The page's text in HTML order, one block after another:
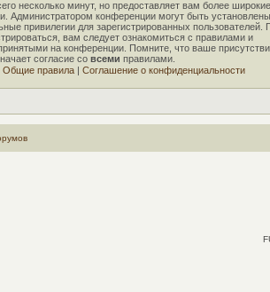
несколько минут, но предоставляет вам более широкие
Администратором конференции могут быть
привилегии для зарегистрированных пользователей.
вам следует ознакомиться с правилами и
на конференции. Помните, что ваше
согласие со всеми правилами.
Общие правила| Соглашение о конфиденциальности